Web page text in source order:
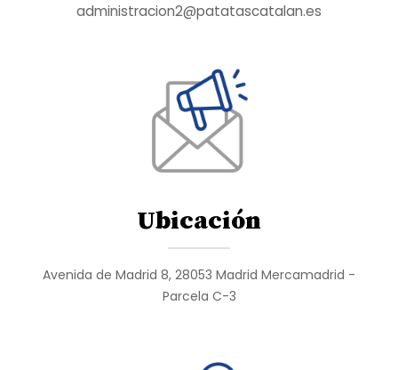
administracion2@patatascatalan.es
Ubicación
Avenida de Madrid 8, 28053 Madrid Mercamadrid -
Parcela C-3